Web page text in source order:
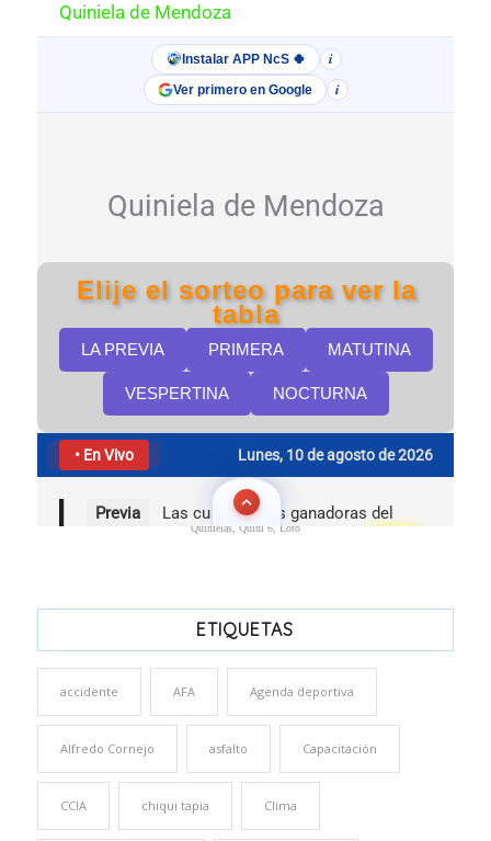
Quinielas, Quini 6, Loto
ETIQUETAS
accidente AFA Agenda deportiva
Alfredo Cornejo asfalto Capacitación
CCIA chiqui tapia Clima